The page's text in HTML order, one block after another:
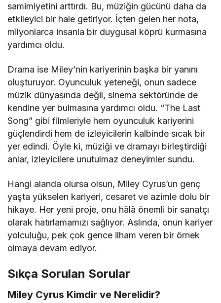
samimiyetini arttırdı. Bu, müziğin gücünü daha da
etkileyici bir hale getiriyor. İçten gelen her nota,
milyonlarca insanla bir duygusal köprü kurmasına
yardımcı oldu.
Drama ise Miley’nin kariyerinin başka bir yanını
oluşturuyor. Oyunculuk yeteneği, onun sadece
müzik dünyasında değil, sinema sektöründe de
kendine yer bulmasına yardımcı oldu. “The Last
Song” gibi filmleriyle hem oyunculuk kariyerini
güçlendirdi hem de izleyicilerin kalbinde sıcak bir
yer edindi. Öyle ki, müziği ve dramayı birleştirdiği
anlar, izleyicilere unutulmaz deneyimler sundu.
Hangi alanda olursa olsun, Miley Cyrus’un genç
yaşta yükselen kariyeri, cesaret ve azimle dolu bir
hikaye. Her yeni proje, onu hâlâ önemli bir sanatçı
olarak hatırlamamızı sağlıyor. Aslında, onun kariyer
yolculuğu, pek çok gence ilham veren bir örnek
olmaya devam ediyor.
Sıkça Sorulan Sorular
Miley Cyrus Kimdir ve Nerelidir?